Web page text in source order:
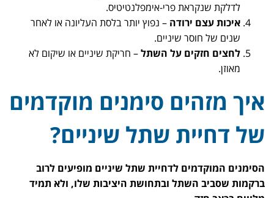
לדלקת שנקראת פרי-אימפלנטיטיס.
איכות עצם ירודה – נפוץ יותר בלסת העליונה או לאחר
שנים של חוסר שיניים.
לחצים חזקים על השתל– חריקת שיניים או שיקום לא
מאוזן.
איך מזהים סימנים מוקדמים
של דחיית שתל שיניים?
הסימנים המוקדמים לדחיית שתל שיניים מופיעים לרוב
ברקמות שסביב השתל ובתחושת היציבות שלו, ולא תמיד